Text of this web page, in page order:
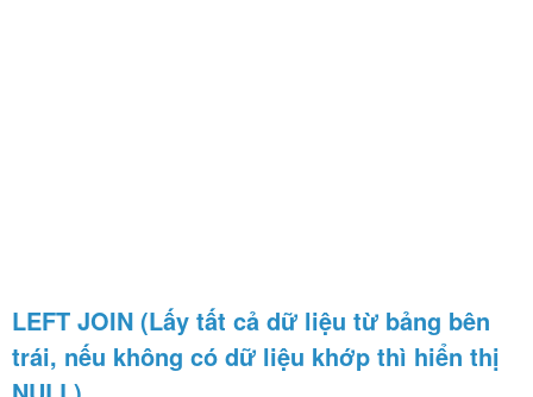
LEFT JOIN (Lấy tất cả dữ liệu từ bảng bên
trái, nếu không có dữ liệu khớp thì hiển thị